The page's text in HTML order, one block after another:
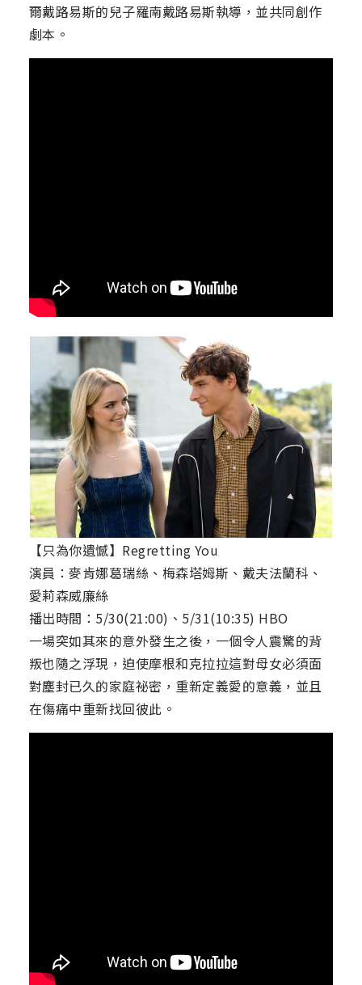
爾戴路易斯的兒子羅南戴路易斯執導，並共同創作
劇本。
【只為你遺憾】Regretting You
演員：麥肯娜葛瑞絲、梅森塔姆斯、戴夫法蘭科、
愛莉森威廉絲
播出時間：5/30(21:00)、5/31(10:35) HBO
一場突如其來的意外發生之後，一個令人震驚的背
叛也隨之浮現，迫使摩根和克拉拉這對母女必須面
對塵封已久的家庭祕密，重新定義愛的意義，並且
在傷痛中重新找回彼此。